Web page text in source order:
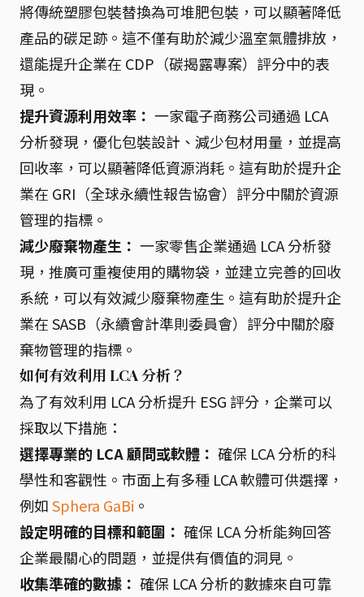
將傳統塑膠包裝替換為可堆肥包裝，可以顯著降低
產品的碳足跡。這不僅有助於減少溫室氣體排放，
還能提升企業在 CDP（碳揭露專案）評分中的表
現。
提升資源利用效率： 一家電子商務公司通過 LCA
分析發現，優化包裝設計、減少包材用量，並提高
回收率，可以顯著降低資源消耗。這有助於提升企
業在 GRI（全球永續性報告協會）評分中關於資源
管理的指標。
減少廢棄物產生： 一家零售企業通過 LCA 分析發
現，推廣可重複使用的購物袋，並建立完善的回收
系統，可以有效減少廢棄物產生。這有助於提升企
業在 SASB（永續會計準則委員會）評分中關於廢
棄物管理的指標。
如何有效利用 LCA 分析？
為了有效利用 LCA 分析提升 ESG 評分，企業可以
採取以下措施：
選擇專業的 LCA 顧問或軟體： 確保 LCA 分析的科
學性和客觀性。市面上有多種 LCA 軟體可供選擇，
例如Sphera GaBi 。
設定明確的目標和範圍： 確保 LCA 分析能夠回答
企業最關心的問題，並提供有價值的洞見。
收集準確的數據： 確保 LCA 分析的數據來自可靠